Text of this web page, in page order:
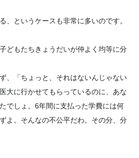
、というケースも非常に多いのです。
どもたちきょうだいが仲よく均等に分
、「ちょっと、それはないんじゃない
大に行かせてもらっているのに、あな
でしょ。6年間に支払った学費には何
よ。そんなの不公平だわ。その分、分